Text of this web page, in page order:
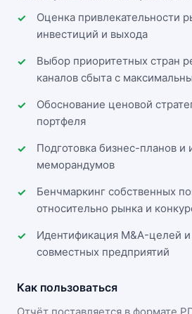
Оценка привлекательности
инвестиций и выхода
Выбор приоритетных стран
каналов сбыта с
Обоснование ценовой
портфеля
Подготовка бизнес-планов и
меморандумов
Бенчмаркинг собственных
относительно рынка и
Идентификация M&A-целей
совместных предприятий
Как пользоваться